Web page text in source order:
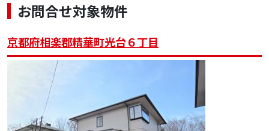
お問合せ対象物件
京都府相楽郡精華町光台６丁目